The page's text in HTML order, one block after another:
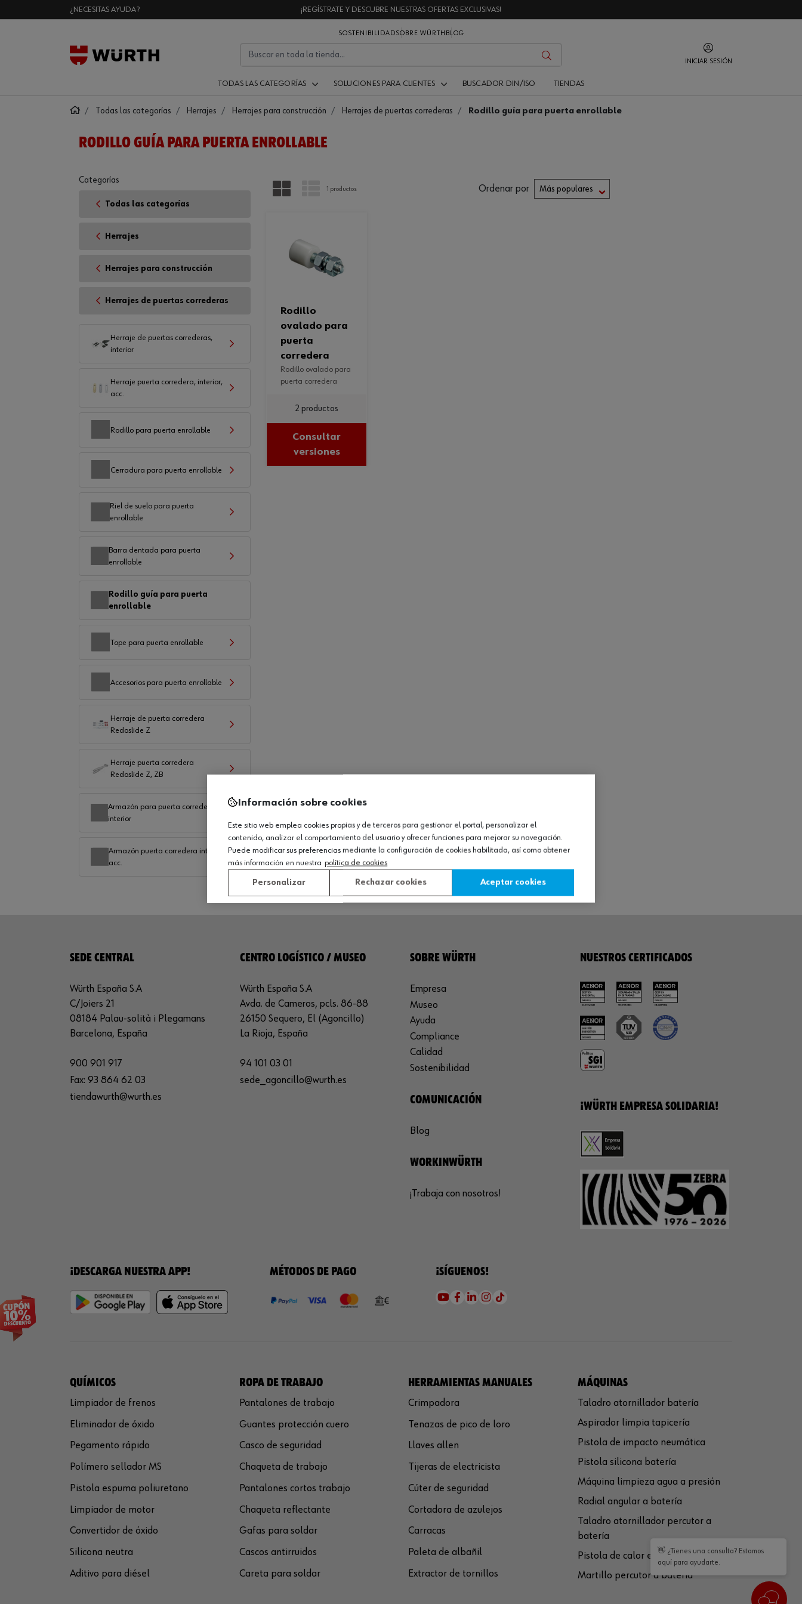
¿NECESITAS AYUDA? ¡REGÍSTRATE Y DESCUBRE NUESTRAS OFERTAS EXCLUSIVAS!
SOSTENIBILIDADSOBRE WÜRTH BLOG
INICIAR SESIÓN
TODAS LAS CATEGORÍAS SOLUCIONES PARA CLIENTES BUSCADOR DIN/ISO TIENDAS
Todas las categorías Herrajes Herrajes para construcción Herrajes de puertas correderas Rodillo guía para puerta enrollable
RODILLO GUÍA PARA PUERTA ENROLLABLE
PARRILLA LISTA
1 productos Ordenar por
rodillo
ovalado para
puerta
corredera
rodillo ovalado para
puerta corredera
2 productos
Consultar
versiones
Categorías
Todas las categorías
Herrajes
Herrajes para construcción
Herrajes de puertas correderas
Herraje de puertas correderas,
interior
Herraje puerta corredera, interior,
acc.
Rodillo para puerta enrollable
Cerradura para puerta enrollable
Riel de suelo para puerta
enrollable
Barra dentada para puerta
enrollable
Rodillo guía para puerta
enrollable
Tope para puerta enrollable
Accesorios para puerta enrollable
Herraje de puerta corredera
Redoslide Z
Herraje puerta corredera
Redoslide Z, ZB
Armazón para puerta corredera
interior
Armazón puerta corredera interior
acc.
SEDE CENTRAL
Würth España S.A
C/Joiers 21
08184 Palau-solità i Plegamans
Barcelona, España
900 901 917
Fax: 93 864 62 03
tiendawurth@wurth.es
CENTRO LOGÍSTICO / MUSEO
Würth España S.A
Avda. de Cameros, pcls. 86-88
26150 Sequero, El (Agoncillo)
La Rioja, España
94 101 03 01
sede_agoncillo@wurth.es
SOBRE WÜRTH
Empresa
Museo
Ayuda
Compliance
Calidad
Sostenibilidad
COMUNICACIÓN
Blog
WORKINWÜRTH
¡Trabaja con nosotros!
NUESTROS CERTIFICADOS
¡WÜRTH EMPRESA SOLIDARIA!
¡DESCARGA NUESTRA APP! MÉTODOS DE PAGO ¡SÍGUENOS!
QUÍMICOS
Limpiador de frenos
Eliminador de óxido
Pegamento rápido
Polímero sellador MS
Pistola espuma poliuretano
Limpiador de motor
Convertidor de óxido
Silicona neutra
Aditivo para diésel
ROPA DE TRABAJO
Pantalones de trabajo
Guantes protección cuero
Casco de seguridad
Chaqueta de trabajo
Pantalones cortos trabajo
Chaqueta reflectante
Gafas para soldar
Cascos antirruidos
Careta para soldar
HERRAMIENTAS MANUALES
Crimpadora
Tenazas de pico de loro
Llaves allen
Tijeras de electricista
Cúter de seguridad
Cortadora de azulejos
Carracas
Paleta de albañil
Extractor de tornillos
MÁQUINAS
Taladro atornillador batería
Aspirador limpia tapicería
Pistola de impacto neumática
Pistola silicona batería
Máquina limpieza agua a presión
Radial angular a batería
Taladro atornillador percutor a
batería
Pistola de calor eléctrica
Martillo percutor a batería
👋 ¿Tienes una consulta? Estamos
aquí para ayudarte.
Información sobre cookies
Este sitio web emplea cookies propias y de terceros para gestionar el portal, personalizar el
contenido, analizar el comportamiento del usuario y ofrecer funciones para mejorar su navegación.
Puede modificar sus preferencias mediante la configuración de cookies habilitada, así como obtener
más información en nuestra política de cookies
Personalizar Rechazar cookies Aceptar cookies